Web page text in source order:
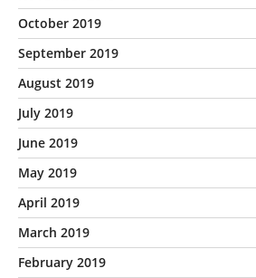
October 2019
September 2019
August 2019
July 2019
June 2019
May 2019
April 2019
March 2019
February 2019